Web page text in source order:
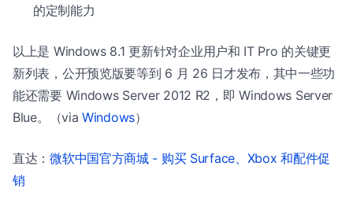
的定制能力
以上是 Windows 8.1 更新针对企业用户和 IT Pro 的关键更
新列表，公开预览版要等到 6 月 26 日才发布，其中一些功
能还需要 Windows Server 2012 R2，即 Windows Server
Blue。（viaWindows）
直达：微软中国官方商城 - 购买 Surface、Xbox 和配件促
销